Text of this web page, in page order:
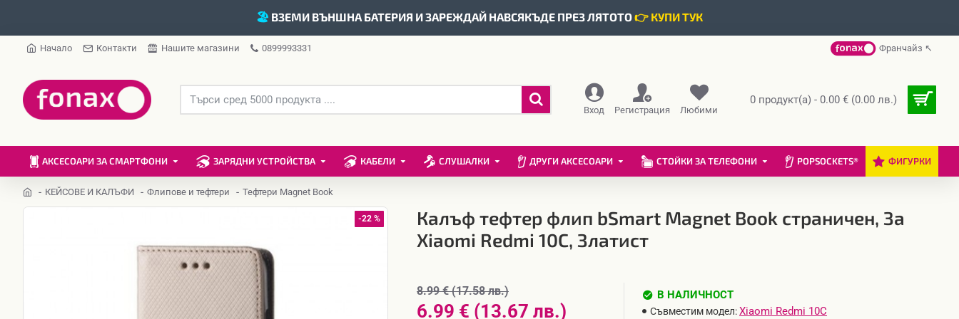
🏖️ ВЗЕМИ ВЪНШНА БАТЕРИЯ И ЗАРЕЖДАЙ НАВСЯКЪДЕ ПРЕЗ ЛЯТОТО👉 КУПИ ТУК
Начало Контакти Нашите магазини 0899993331 Франчайз ↖
Вход Регистрация Любими
0 продукт(а) - 0.00 € (0.00 лв.)
АКСЕСОАРИ ЗА СМАРТФОНИ ЗАРЯДНИ УСТРОЙСТВА КАБЕЛИ СЛУШАЛКИ ДРУГИ АКСЕСОАРИ СТОЙКИ ЗА ТЕЛЕФОНИ POPSOCKETS® ФИГУРКИ
КЕЙСОВЕ И КАЛЪФИ Флипове и тефтери Тефтери Magnet Book
-22 %
Калъф тефтер флип bSmart Magnet Book страничен, За
Xiaomi Redmi 10C, Златист
6.99 € (13.67 лв.)
8.99 € (17.58 лв.) В НАЛИЧНОСТ
Съвместим модел:Xiaomi Redmi 10C